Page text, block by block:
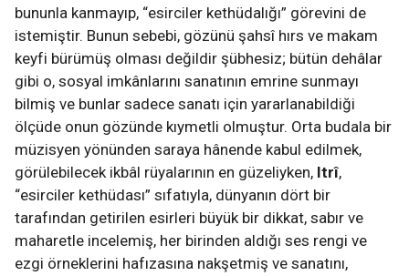
bununla kanmayıp, “esirciler kethüdalığı” görevini de
istemiştir. Bunun sebebi, gözünü şahsî hırs ve makam
keyfi bürümüş olması değildir şübhesiz; bütün dehâlar
gibi o, sosyal imkânlarını sanatının emrine sunmayı
bilmiş ve bunlar sadece sanatı için yararlanabildiği
ölçüde onun gözünde kıymetli olmuştur. Orta budala bir
müzisyen yönünden saraya hânende kabul edilmek,
görülebilecek ikbâl rüyalarının en güzeliyken, Itrî,
“esirciler kethüdası” sıfatıyla, dünyanın dört bir
tarafından getirilen esirleri büyük bir dikkat, sabır ve
maharetle incelemiş, her birinden aldığı ses rengi ve
ezgi örneklerini hafızasına nakşetmiş ve sanatını,